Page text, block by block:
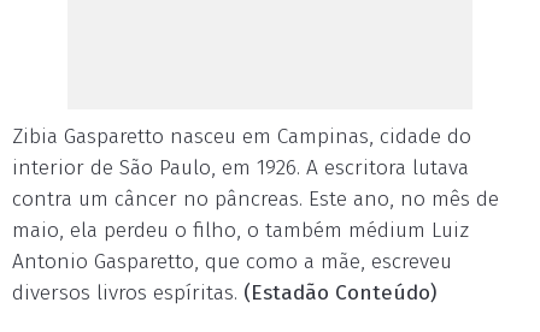
Zibia Gasparetto nasceu em Campinas, cidade do
interior de São Paulo, em 1926. A escritora lutava
contra um câncer no pâncreas. Este ano, no mês de
maio, ela perdeu o filho, o também médium Luiz
Antonio Gasparetto, que como a mãe, escreveu
diversos livros espíritas. (Estadão Conteúdo)